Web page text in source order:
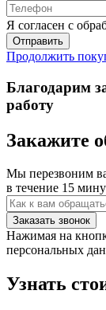
Я согласен с
Продолжить
Благодарим
работу
Закажите
Мы перезвоним
в течение 15
Нажимая на
персональных
Узнать